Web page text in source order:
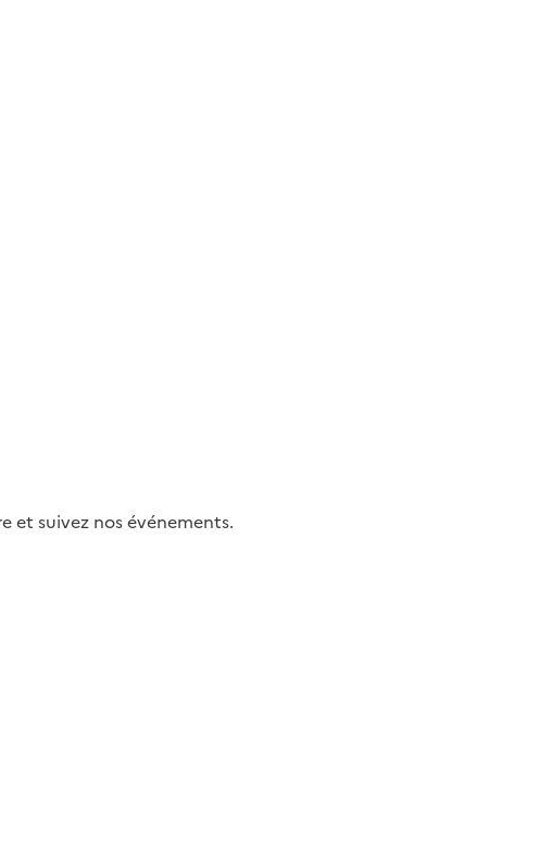
et suivez nos événements.